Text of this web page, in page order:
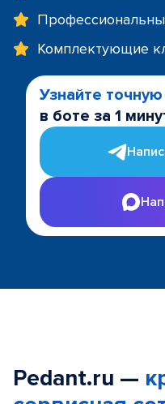
Комплектующие
Узнайте
в боте за 1
Pedant.ru —